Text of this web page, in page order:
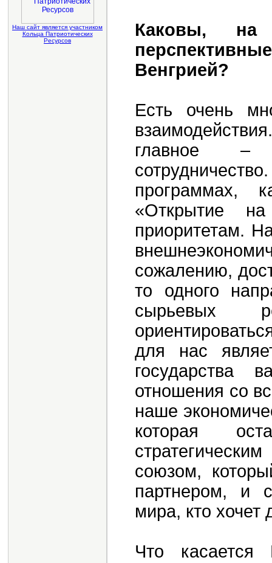
Наш сайт является участником
Кольца Патриотических
Ресурсов
Каковы, на
Венгрией?
Есть очень
главное –
программах,
«Открытие
приоритетам.
сожалению,
то одного
сырьевых
для нас
государства
отношения со
наше
которая
союзом,
партнером, и
мира, кто хочет
Что